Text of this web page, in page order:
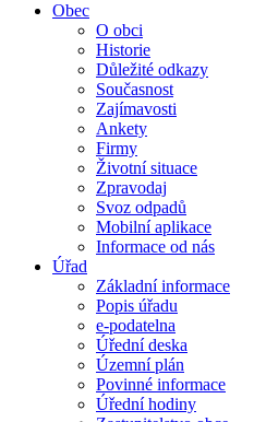
Obec
O obci
Historie
Důležité odkazy
Současnost
Zajímavosti
Ankety
Firmy
Životní situace
Zpravodaj
Svoz odpadů
Mobilní aplikace
Informace od nás
Úřad
Základní informace
Popis úřadu
e-podatelna
Úřední deska
Územní plán
Povinné informace
Úřední hodiny